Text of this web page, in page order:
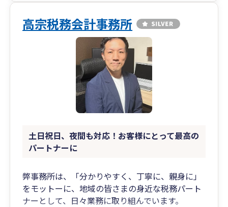
期的な成長をサポートいたします。
高宗税務会計事務所
土日祝日、夜間も対応！お客様にとって最高の
パートナーに
弊事務所は、「分かりやすく、丁寧に、親身に」
をモットーに、地域の皆さまの身近な税務パート
ナーとして、日々業務に取り組んでいます。